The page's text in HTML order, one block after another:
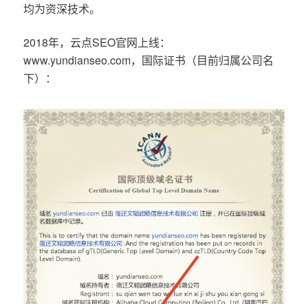
均为资深技术。
2018年，云点SEO官网上线：
www.yundianseo.com，国际证书（目前归属公司名
下）：